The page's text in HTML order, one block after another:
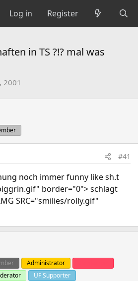
Log in Register
in TS ?!? mal was
2001
#41
noch immer funny like sh.t
border="0"> schlagt
SRC="smilies/rolly.gif"
Administrator
UF Supporter